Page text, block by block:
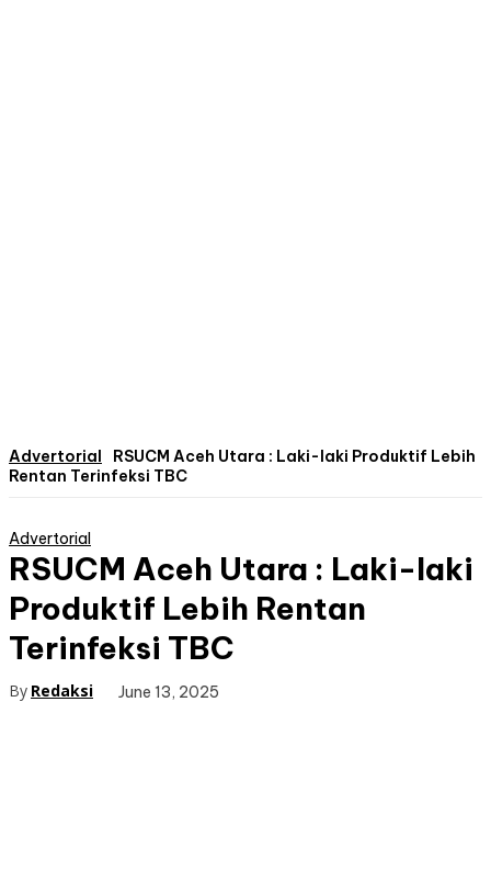
Advertorial
RSUCM Aceh Utara : Laki-laki Produktif Lebih
Rentan Terinfeksi TBC
Advertorial
RSUCM Aceh Utara : Laki-laki
Produktif Lebih Rentan
Terinfeksi TBC
By Redaksi June 13, 2025